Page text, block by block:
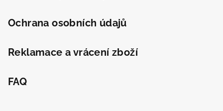
Ochrana osobních údajů
Reklamace a vrácení zboží
FAQ